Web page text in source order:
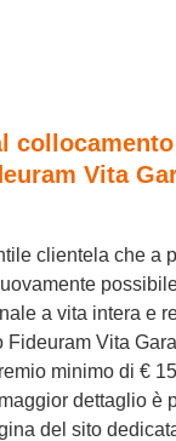
collocamento
Vita
clientela che a
a vita intera e
Fideuram Vita
minimo di €
dettaglio è
del sito